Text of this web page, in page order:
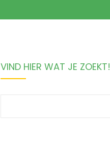
VIND HIER WAT JE ZOEKT!